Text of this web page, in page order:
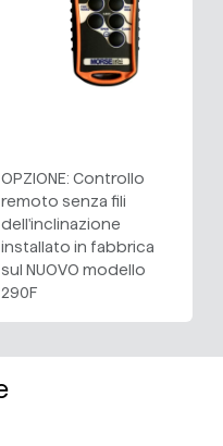
OPZIONE: Controllo
remoto senza fili
dell'inclinazione
installato in fabbrica
sul NUOVO modello
290F